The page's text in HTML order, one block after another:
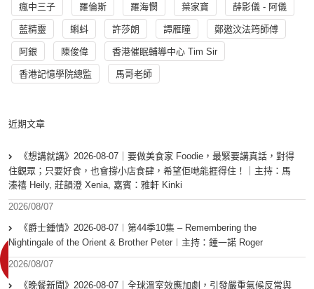
瘋中三子 羅倫斯 羅海憫 葉家寶 薛影儀 - 阿儀
藍精靈 蝌蚪 許莎朗 譚雁瞳 鄭遨汶法筠師傅
阿銀 陳俊偉 香港催眠輔導中心 Tim Sir
香港記憶學院總監 馬哥老師
近期文章
《想講就講》2026-08-07｜要做美食家 Foodie，最緊要講真話，對得
住觀眾；只要好食，也會撐小店食肆，希望佢哋能捱得住！｜主持：馬
溱禧 Heily, 莊韻澄 Xenia, 嘉賓：雅軒 Kinki
2026/08/07
《爵士鍾情》2026-08-07︱第44季10集 – Remembering the
Nightingale of the Orient & Brother Peter︱主持：鍾一諾 Roger
2026/08/07
《晚餐新聞》2026-08-07｜全球溫室效應加劇，引發嚴重氣候反常與